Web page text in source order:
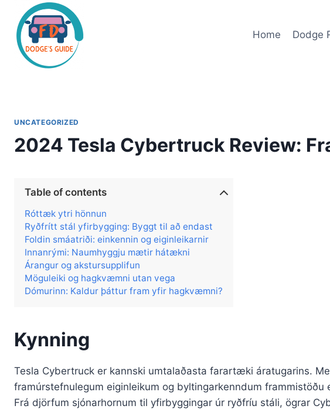
content
Home Dodge
UNCATEGORIZED
2024 Tesla Cybertruck Review:
Table of contents
Róttæk ytri hönnun
Ryðfrítt stál yfirbygging: Byggt til að endast
Foldin smáatriði: einkennin og eiginleikarnir
Innanrými: Naumhyggju mætir hátækni
Árangur og akstursupplifun
Möguleiki og hagkvæmni utan vega
Dómurinn: Kaldur þáttur fram yfir hagkvæmni?
Kynning
Tesla Cybertruck er kannski umtalaðasta farartæki áratugarins.
framúrstefnulegum eiginleikum og byltingarkenndum frammistöðu
Frá djörfum sjónarhornum til yfirbyggingar úr ryðfríu stáli, ögrar